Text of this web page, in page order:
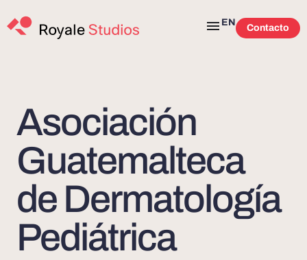
EN
Contacto
Asociación
Guatemalteca
de Dermatología
Pediátrica